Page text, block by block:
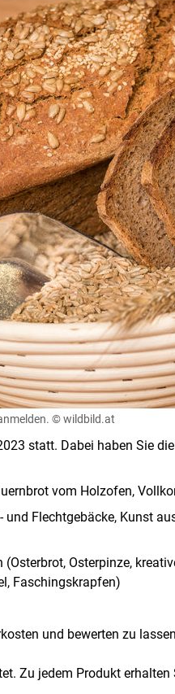
© wildbild.at
statt. Dabei haben Sie
vom Holzofen,
und Flechtgebäcke, Kunst
Osterpinze,
Faschingskrapfen)
und bewerten zu
Zu jedem Produkt